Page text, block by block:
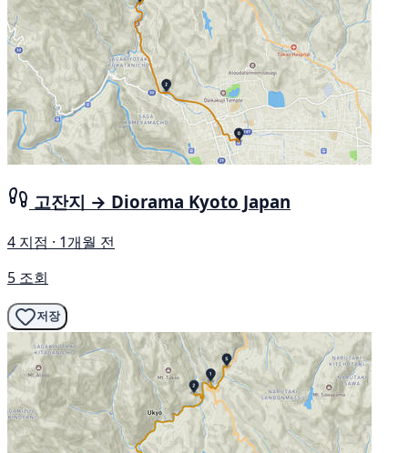
고잔지 → Diorama Kyoto Japan
4 지점 · 1개월 전
5 조회
저장